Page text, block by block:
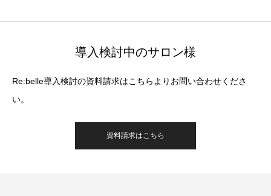
導入検討中のサロン様
Re:belle導入検討の資料請求はこちらよりお問い合わせくださ
い。
資料請求はこちら